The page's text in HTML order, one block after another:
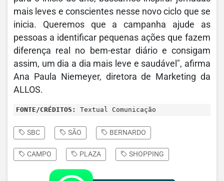
mais leves e conscientes nesse novo ciclo que se
inicia. Queremos que a campanha ajude as
pessoas a identificar pequenas ações que fazem
diferença real no bem-estar diário e consigam
assim, um dia a dia mais leve e saudável", afirma
Ana Paula Niemeyer, diretora de Marketing da
ALLOS.
FONTE/CRÉDITOS: Textual Comunicação
SBC SÃO BERNARDO
CAMPO PLAZA SHOPPING